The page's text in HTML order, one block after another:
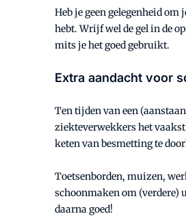
Heb je geen gelegenheid
hebt. Wrijf wel de gel in de
mits je het goed gebruikt.
Extra aandacht voor
Ten tijden van een
ziekteverwekkers het
keten van besmetting te
Toetsenborden, muizen,
schoonmaken om (verdere)
daarna goed!